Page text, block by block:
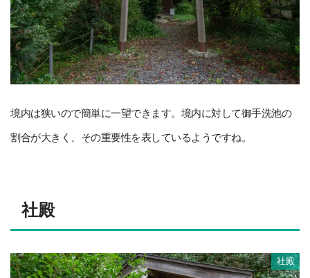
境内は狭いので簡単に一望できます。境内に対して御手洗池の
割合が大きく、その重要性を表しているようですね。
社殿
社殿